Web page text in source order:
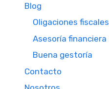
Blog
Oligaciones fiscales
Asesoría financiera
Buena gestoría
Contacto